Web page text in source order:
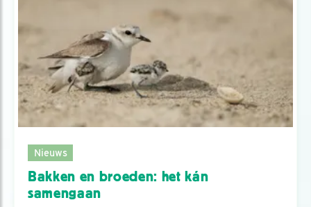
Nieuws
Bakken en broeden: het kán
samengaan